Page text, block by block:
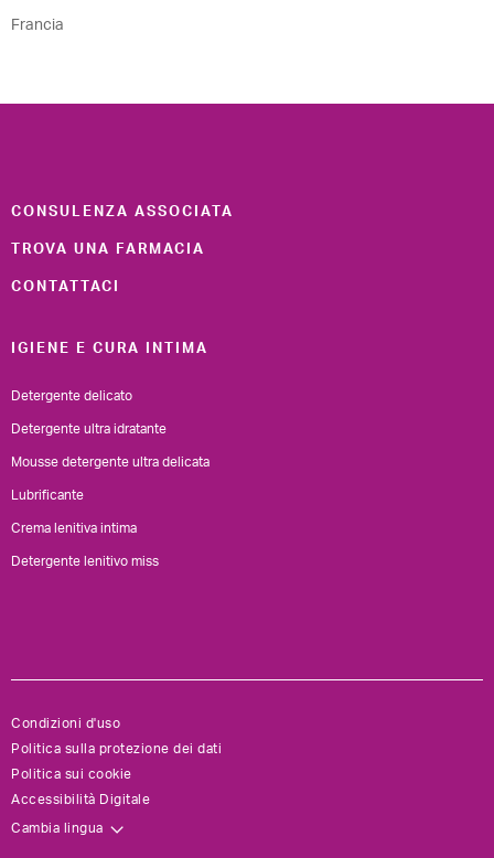
Francia
CONSULENZA ASSOCIATA
TROVA UNA FARMACIA
CONTATTACI
IGIENE E CURA INTIMA
Detergente delicato
Detergente ultra idratante
Mousse detergente ultra delicata
Lubrificante
Crema lenitiva intima
Detergente lenitivo miss
Condizioni d'uso
Politica sulla protezione dei dati
Politica sui cookie
Accessibilità Digitale
Cambia lingua